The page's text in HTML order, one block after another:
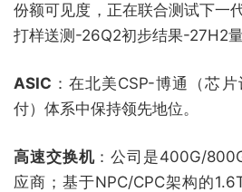
份额可见度，正在联合测试下一
打样送测-26Q2初步结果-27H2量
ASIC ：在北美CSP-博通（芯
付）体系中保持领先地位。
高速交换机：公司是400G/
应商；基于NPC/CPC架构的